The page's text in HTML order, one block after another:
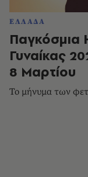
ΕΛΛΑΔΑ
Παγκόσμια
Γυναίκας
8 Μαρτίου
Το μήνυμα των